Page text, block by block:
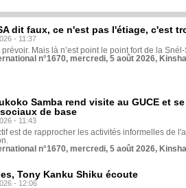
dit faux, ce n'est pas l'étiage, c'est
- 11:37
prévoir. Mais là n’est point le point fort de la
n°1670, mercredi, 5 août 2026,
Samba rend visite au GUCE et
de base
- 11:43
est de rapprocher les activités informelles de
n°1670, mercredi, 5 août 2026,
Tony Kanku Shiku écoute
- 12:06